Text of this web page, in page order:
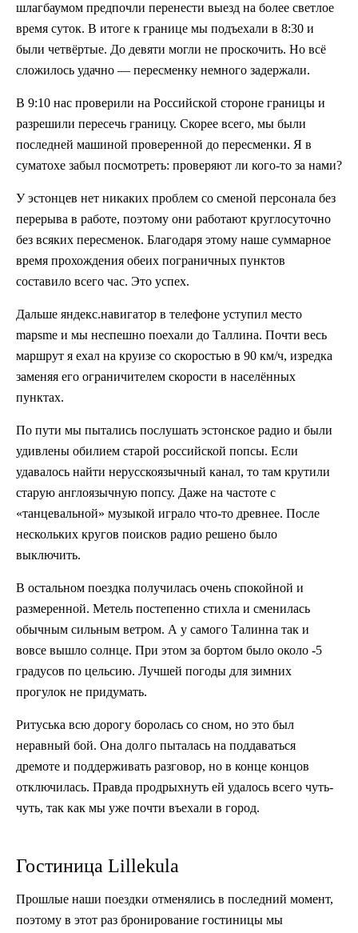
шлагбаумом предпочли перенести выезд на более светлое
время суток. В итоге к границе мы подъехали в 8:30 и
были четвёртые. До девяти могли не проскочить. Но всё
сложилось удачно — пересменку немного задержали.
В 9:10 нас проверили на Российской стороне границы и
разрешили пересечь границу. Скорее всего, мы были
последней машиной проверенной до пересменки. Я в
суматохе забыл посмотреть: проверяют ли кого-то за нами?
У эстонцев нет никаких проблем со сменой персонала без
перерыва в работе, поэтому они работают круглосуточно
без всяких пересменок. Благодаря этому наше суммарное
время прохождения обеих пограничных пунктов
составило всего час. Это успех.
Дальше яндекс.навигатор в телефоне уступил место
mapsme и мы неспешно поехали до Таллина. Почти весь
маршрут я ехал на круизе со скоростью в 90 км/ч, изредка
заменяя его ограничителем скорости в населённых
пунктах.
По пути мы пытались послушать эстонское радио и были
удивлены обилием старой российской попсы. Если
удавалось найти нерусскоязычный канал, то там крутили
старую англоязычную попсу. Даже на частоте с
«танцевальной» музыкой играло что-то древнее. После
нескольких кругов поисков радио решено было
выключить.
В остальном поездка получилась очень спокойной и
размеренной. Метель постепенно стихла и сменилась
обычным сильным ветром. А у самого Талинна так и
вовсе вышло солнце. При этом за бортом было около -5
градусов по цельсию. Лучшей погоды для зимних
прогулок не придумать.
Ритуська всю дорогу боролась со сном, но это был
неравный бой. Она долго пыталась на поддаваться
дремоте и поддерживать разговор, но в конце концов
отключилась. Правда продрыхнуть ей удалось всего чуть-
чуть, так как мы уже почти въехали в город.
Гостиница Lillekula
Прошлые наши поездки отменялись в последний момент,
поэтому в этот раз бронирование гостиницы мы